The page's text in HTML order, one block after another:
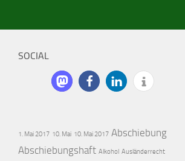
SOCIAL
1. Mai 2017 10. Mai 10. Mai 2017 Abschiebung
Abschiebungshaft Alkohol Ausländerrecht